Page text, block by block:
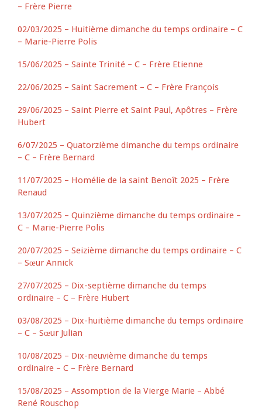
– Frère Pierre
02/03/2025 – Huitième dimanche du temps ordinaire – C
– Marie-Pierre Polis
15/06/2025 – Sainte Trinité – C – Frère Etienne
22/06/2025 – Saint Sacrement – C – Frère François
29/06/2025 – Saint Pierre et Saint Paul, Apôtres – Frère
Hubert
6/07/2025 – Quatorzième dimanche du temps ordinaire
– C – Frère Bernard
11/07/2025 – Homélie de la saint Benoît 2025 – Frère
Renaud
13/07/2025 – Quinzième dimanche du temps ordinaire –
C – Marie-Pierre Polis
20/07/2025 – Seizième dimanche du temps ordinaire – C
– Sœur Annick
27/07/2025 – Dix-septième dimanche du temps
ordinaire – C – Frère Hubert
03/08/2025 – Dix-huitième dimanche du temps ordinaire
– C – Sœur Julian
10/08/2025 – Dix-neuvième dimanche du temps
ordinaire – C – Frère Bernard
15/08/2025 – Assomption de la Vierge Marie – Abbé
René Rouschop